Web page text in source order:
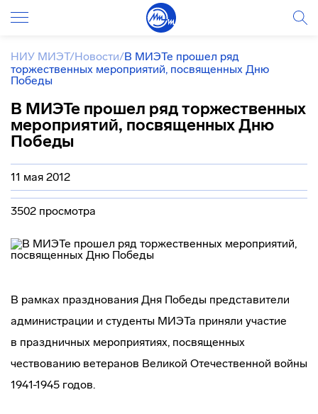
НИУ МИЭТ/Новости/В МИЭТе прошел ряд
торжественных мероприятий, посвященных Дню
Победы
В МИЭТе прошел ряд торжественных
мероприятий, посвященных Дню
Победы
11 мая 2012
3502 просмотра
В рамках празднования Дня Победы представители
администрации и студенты МИЭТа приняли участие
в праздничных мероприятиях, посвященных
чествованию ветеранов Великой Отечественной войны
1941-1945 годов.